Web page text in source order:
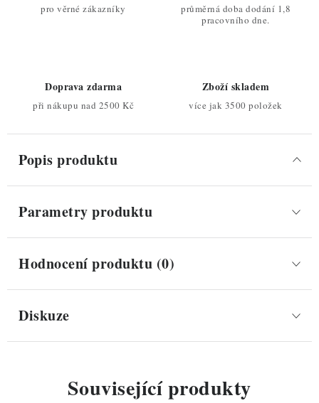
pro věrné zákazníky
průměrná doba dodání 1,8
pracovního dne.
Doprava zdarma
při nákupu nad 2500 Kč
Zboží skladem
více jak 3500 položek
Popis produktu
Parametry produktu
Hodnocení produktu (0)
Diskuze
Související produkty